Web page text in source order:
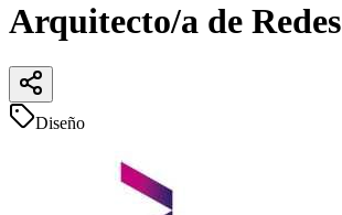
Arquitecto/a de Redes
Diseño